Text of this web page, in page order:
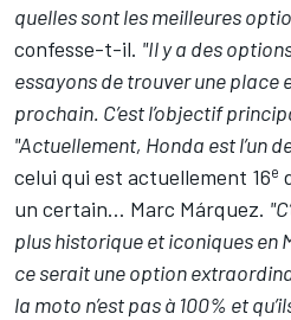
quelles sont les meilleures
confesse-t-il. "Il y a des
essayons de trouver une place
prochain. C’est l’objectif
"Actuellement, Honda est l’un
celui qui est actuellement 16e
un certain… Marc Márquez.
plus historique et iconiques en
ce serait une option
la moto n’est pas à 100% et